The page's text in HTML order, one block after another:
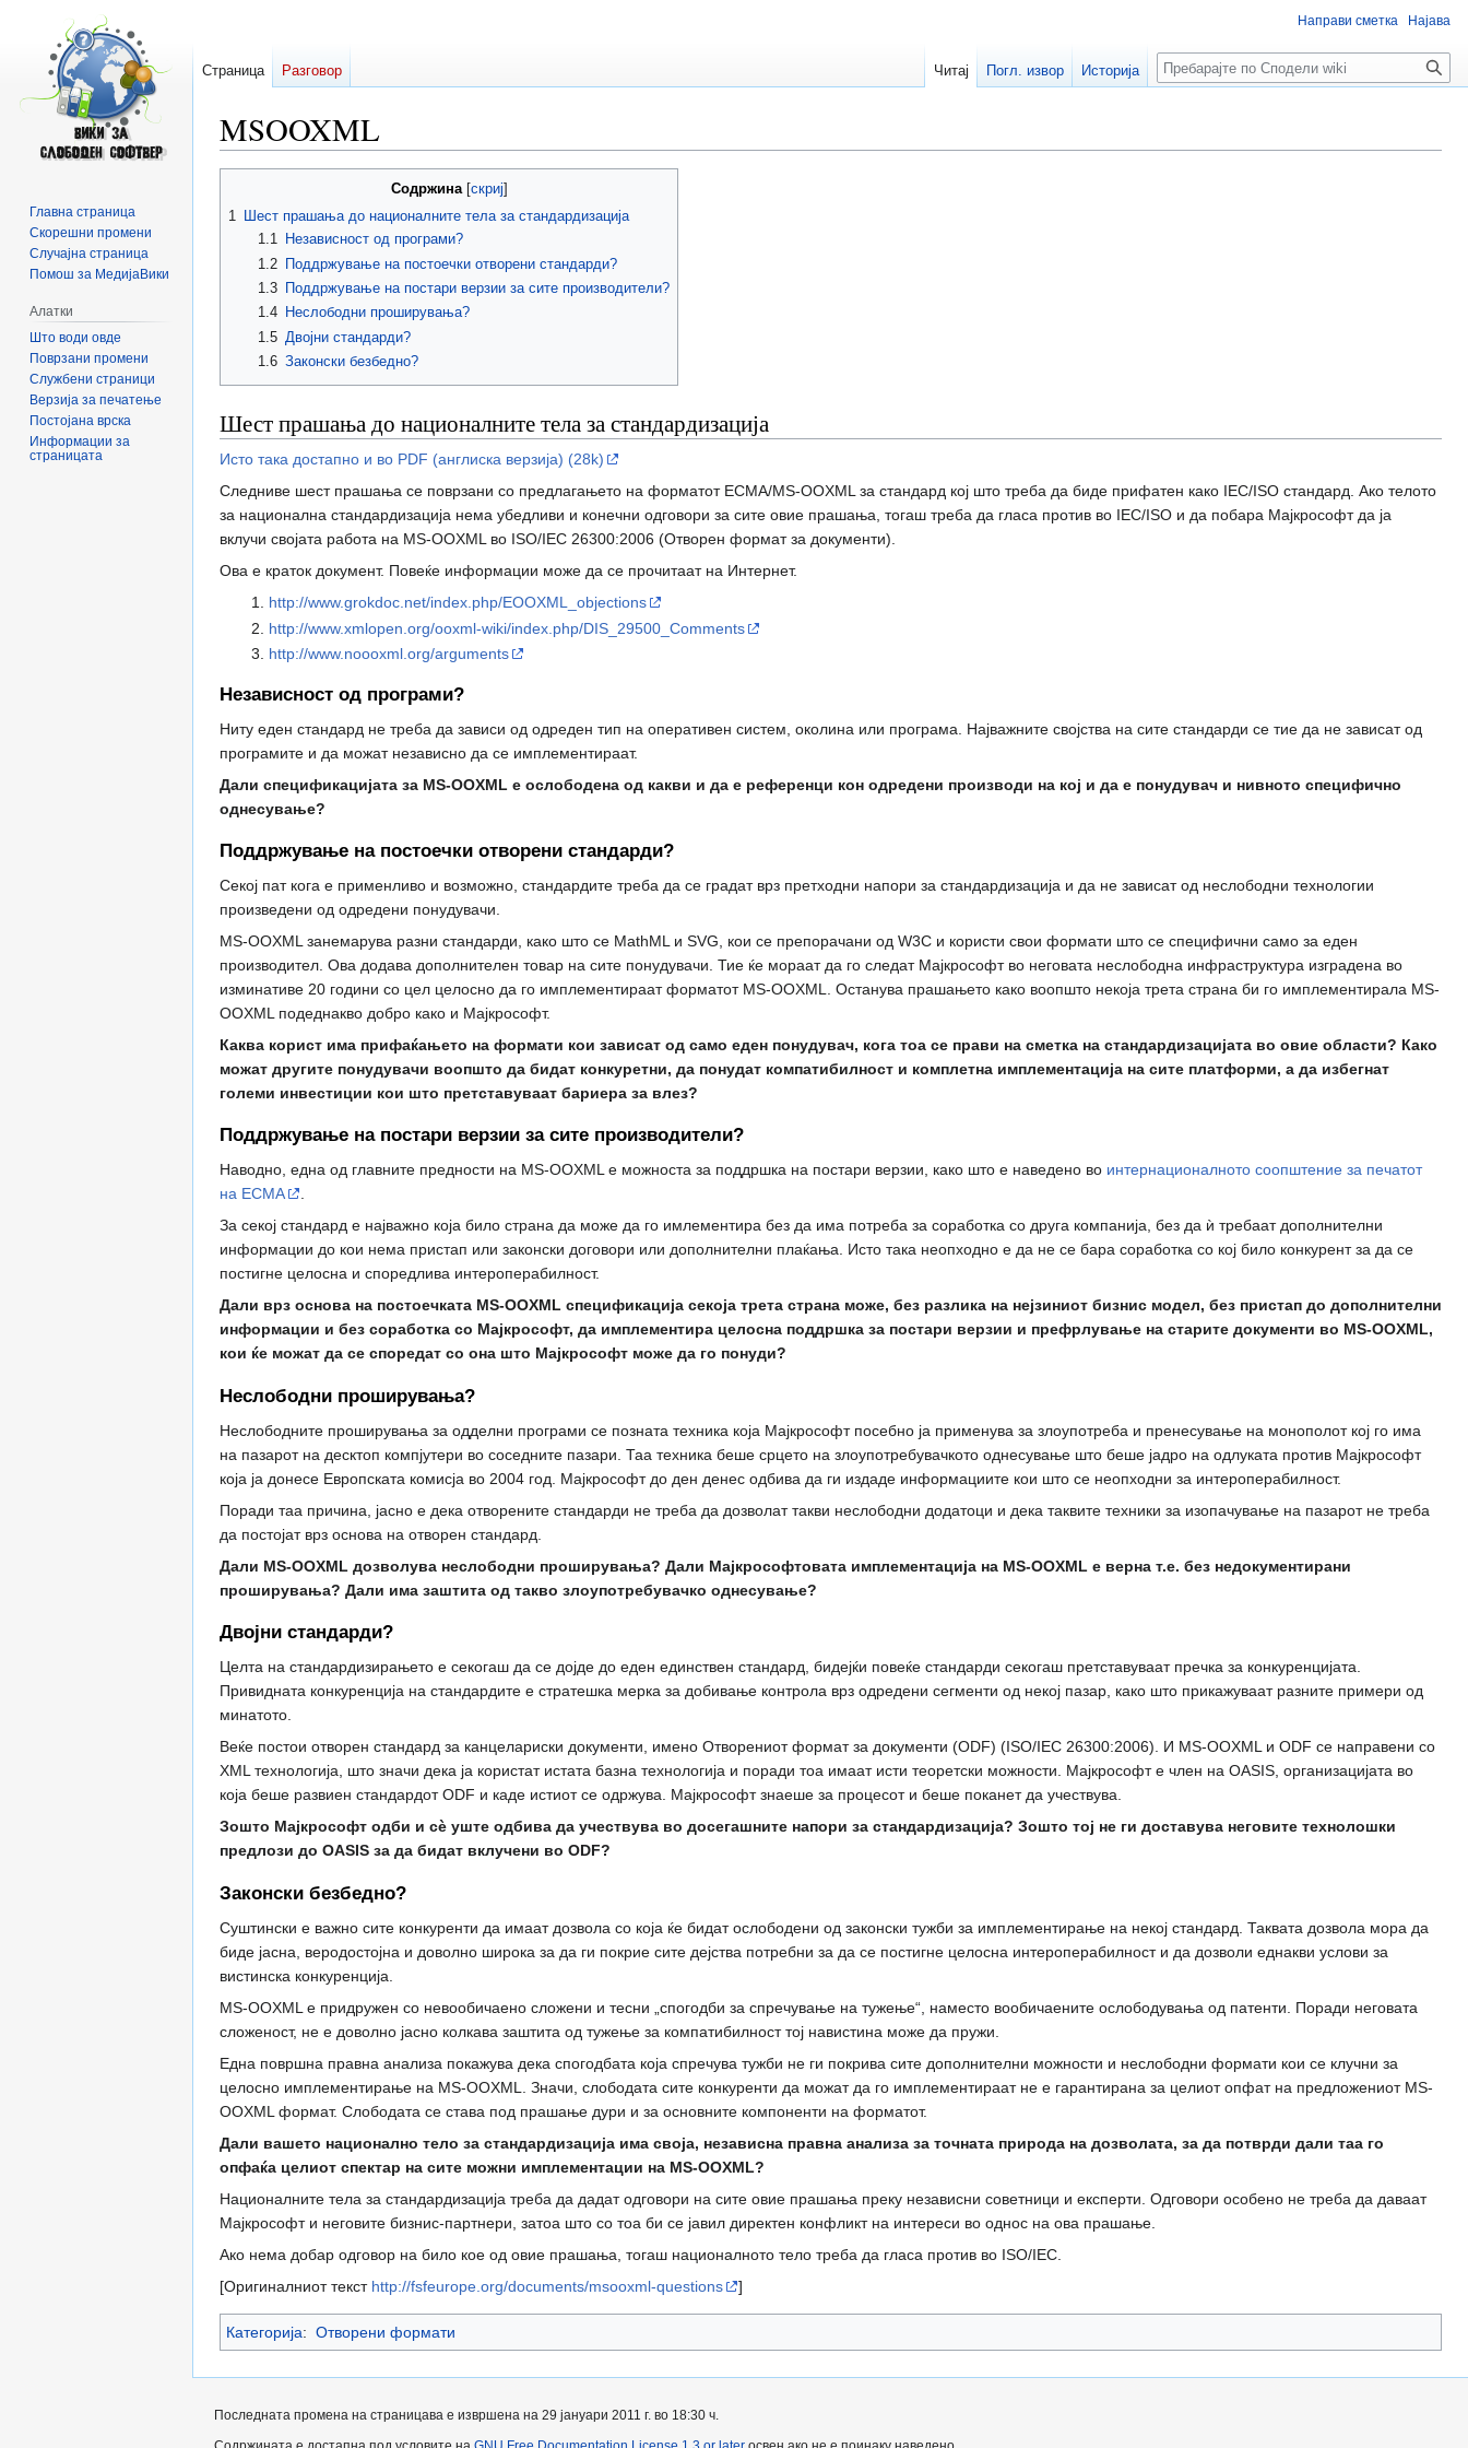
MSOOXML
прегледникот
пребарувањето
Содржина
1 Шест прашања до националните тела за стандардизација
1.1
Независност од програми?
1.2
Поддржување на постоечки отворени стандарди?
1.3
Поддржување на постари верзии за сите производители?
1.4
Неслободни проширувања?
1.5 Двојни стандарди?
1.6 Законски безбедно?
Шест прашања до националните тела за стандардизација
Исто така достапно и во PDF (англиска верзија) (28k)
Следниве шест прашања се поврзани со предлагањето на форматот ECMA/MS-OOXML за стандард кој што треба да биде прифатен како IEC/ISO стандард. Ако телото
за национална стандардизација нема убедливи и конечни одговори за сите овие прашања, тогаш треба да гласа против во IEC/ISO и да побара Мајкрософт да ја
вклучи својата работа на MS-OOXML во ISO/IEC 26300:2006 (Отворен формат за документи).
Ова е краток документ. Повеќе информации може да се прочитаат на Интернет.
http://www.grokdoc.net/index.php/EOOXML_objections
http://www.xmlopen.org/ooxml-wiki/index.php/DIS_29500_Comments
http://www.noooxml.org/arguments
Независност од програми?
Ниту еден стандард не треба да зависи од одреден тип на оперативен систем, околина или програма. Најважните својства на сите стандарди се тие да не зависат од
програмите и да можат независно да се имплементираат.
Дали спецификацијата за MS-OOXML е ослободена од какви и да е референци кон одредени производи на кој и да е понудувач и нивното специфично
однесување?
Поддржување на постоечки отворени стандарди?
Секој пат кога е применливо и возможно, стандардите треба да се градат врз претходни напори за стандардизација и да не зависат од неслободни технологии
произведени од одредени понудувачи.
MS-OOXML занемарува разни стандарди, како што се MathML и SVG, кои се препорачани од W3C и користи свои формати што се специфични само за еден
производител. Ова додава дополнителен товар на сите понудувачи. Тие ќе мораат да го следат Мајкрософт во неговата неслободна инфраструктура изградена во
изминативе 20 години со цел целосно да го имплементираат форматот MS-OOXML. Останува прашањето како воопшто некоја трета страна би го имплементирала MS-
OOXML подеднакво добро како и Мајкрософт.
Каква корист има прифаќањето на формати кои зависат од само еден понудувач, кога тоа се прави на сметка на стандардизацијата во овие области? Како
можат другите понудувачи воопшто да бидат конкуретни, да понудат компатибилност и комплетна имплементација на сите платформи, а да избегнат
големи инвестиции кои што претставуваат бариера за влез?
Поддржување на постари верзии за сите производители?
Наводно, една од главните предности на MS-OOXML е можноста за поддршка на постари верзии, како што е наведено во интернационалното соопштение за печатот
на ECMA
.
За секој стандард е најважно која било страна да може да го имлементира без да има потреба за соработка со друга компанија, без да ѝ требаат дополнителни
информации до кои нема пристап или законски договори или дополнителни плаќања. Исто така неопходно е да не се бара соработка со кој било конкурент за да се
постигне целосна и споредлива интероперабилност.
Дали врз основа на постоечката MS-OOXML спецификација секоја трета страна може, без разлика на нејзиниот бизнис модел, без пристап до дополнителни
информации и без соработка со Мајкрософт, да имплементира целосна поддршка за постари верзии и префрлување на старите документи во MS-OOXML,
кои ќе можат да се споредат со она што Мајкрософт може да го понуди?
Неслободни проширувања?
Неслободните проширувања за одделни програми се позната техника која Мајкрософт посебно ја применува за злоупотреба и пренесување на монополот кој го има
на пазарот на десктоп компјутери во соседните пазари. Таа техника беше срцето на злоупотребувачкото однесување што беше јадро на одлуката против Мајкрософт
која ја донесе Европската комисја во 2004 год. Мајкрософт до ден денес одбива да ги издаде информациите кои што се неопходни за интероперабилност.
Поради таа причина, јасно е дека отворените стандарди не треба да дозволат такви неслободни додатоци и дека таквите техники за изопачување на пазарот не треба
да постојат врз основа на отворен стандард.
Дали MS-OOXML дозволува неслободни проширувања? Дали Мајкрософтовата имплементација на MS-OOXML е верна т.е. без недокументирани
проширувања? Дали има заштита од такво злоупотребувачко однесување?
Двојни стандарди?
Целта на стандардизирањето е секогаш да се дојде до еден единствен стандард, бидејќи повеќе стандарди секогаш претставуваат пречка за конкуренцијата.
Привидната конкуренција на стандардите е стратешка мерка за добивање контрола врз одредени сегменти од некој пазар, како што прикажуваат разните примери од
минатото.
Веќе постои отворен стандард за канцелариски документи, имено Отворениот формат за документи (ODF) (ISO/IEC 26300:2006). И MS-OOXML и ODF се направени со
XML технологија, што значи дека ја користат истата базна технологија и поради тоа имаат исти теоретски можности. Мајкрософт е член на OASIS, организацијата во
која беше развиен стандардот ODF и каде истиот се одржува. Мајкрософт знаеше за процесот и беше поканет да учествува.
Зошто Мајкрософт одби и сѐ уште одбива да учествува во досегашните напори за стандардизација? Зошто тој не ги доставува неговите технолошки
предлози до OASIS за да бидат вклучени во ODF?
Законски безбедно?
Суштински е важно сите конкуренти да имаат дозвола со која ќе бидат ослободени од законски тужби за имплементирање на некој стандард. Таквата дозвола мора да
биде јасна, веродостојна и доволно широка за да ги покрие сите дејства потребни за да се постигне целосна интероперабилност и да дозволи еднакви услови за
вистинска конкуренција.
MS-OOXML е придружен со невообичаено сложени и тесни „спогодби за спречување на тужење“, наместо вообичаените ослободувања од патенти. Поради неговата
сложеност, не е доволно јасно колкава заштита од тужење за компатибилност тој навистина може да пружи.
Една површна правна анализа покажува дека спогодбата која спречува тужби не ги покрива сите дополнителни можности и неслободни формати кои се клучни за
целосно имплементирање на MS-OOXML. Значи, слободата сите конкуренти да можат да го имплементираат не е гарантирана за целиот опфат на предложениот MS-
OOXML формат. Слободата се става под прашање дури и за основните компоненти на форматот.
Дали вашето национално тело за стандардизација има своја, независна правна анализа за точната природа на дозволата, за да потврди дали таа го
опфаќа целиот спектар на сите можни имплементации на MS-OOXML?
Националните тела за стандардизација треба да дадат одговори на сите овие прашања преку независни советници и експерти. Одговори особено не треба да даваат
Мајкрософт и неговите бизнис-партнери, затоа што со тоа би се јавил директен конфликт на интереси во однос на ова прашање.
Ако нема добар одговор на било кое од овие прашања, тогаш националното тело треба да гласа против во ISO/IEC.
[Оригиналниот текст http://fsfeurope.org/documents/msooxml-questions ]
Категорија: Отворени формати
Направи сметка Најава
Страница Разговор Читај Погл. извор Историја Пребарај
Главна страница
Скорешни промени
Случајна страница
Помош за МедијаВики
Алатки
Што води овде
Поврзани промени
Службени страници
Верзија за печатење
Постојана врска
Информации за
страницата
Последната промена на страницава е извршена на 29 јануари 2011 г. во 18:30 ч.